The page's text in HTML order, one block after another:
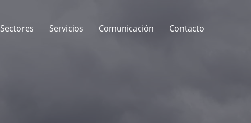
Sectores Servicios Comunicación Contacto